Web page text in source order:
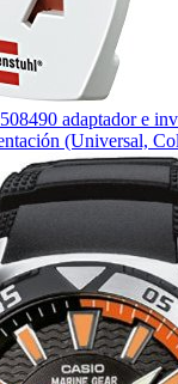
adaptador e
(Universal,